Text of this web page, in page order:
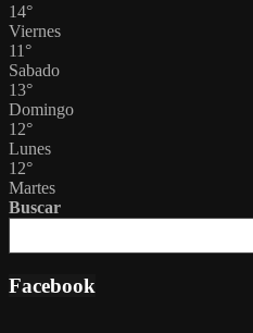
14°
Viernes
11 °
Sabado
13°
Domingo
12°
Lunes
12°
Martes
Buscar
Facebook